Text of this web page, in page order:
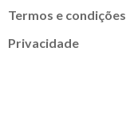
Termos e condições
Privacidade